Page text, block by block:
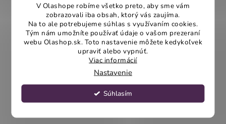
V Olashope robíme všetko preto, aby sme vám
zobrazovali iba obsah, ktorý vás zaujíma.
Na to ale potrebujeme súhlas s využívaním cookies.
Tým nám umožníte používať údaje o vašom prezeraní
webu Olashop.sk. Toto nastavenie môžete kedykoľvek
upraviť alebo vypnúť.
Viac informácií
Nastavenie
Súhlasím